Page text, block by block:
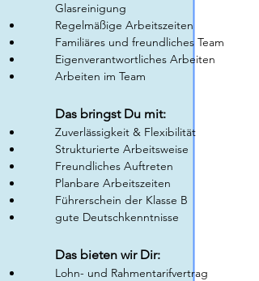
Glasreinigung
Regelmäßige Arbeitszeiten
Familiäres und freundliches Team
Eigenverantwortliches Arbeiten
Arbeiten im Team
Das bringst Du mit:
Zuverlässigkeit & Flexibilität
Strukturierte Arbeitsweise
Freundliches Auftreten
Planbare Arbeitszeiten
Führerschein der Klasse B
gute Deutschkenntnisse
Das bieten wir Dir:
Lohn- und Rahmentarifvertrag